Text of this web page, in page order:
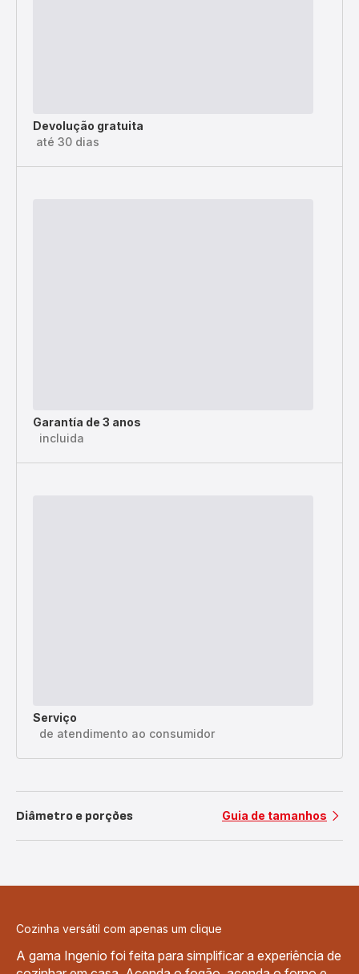
Devolução gratuita
até 30 dias
Garantía de 3 anos
incluida
Serviço
de atendimento ao consumidor
Diâmetro e porções Guia de tamanhos
Cozinha versátil com apenas um clique
A gama Ingenio foi feita para simplificar a experiência de